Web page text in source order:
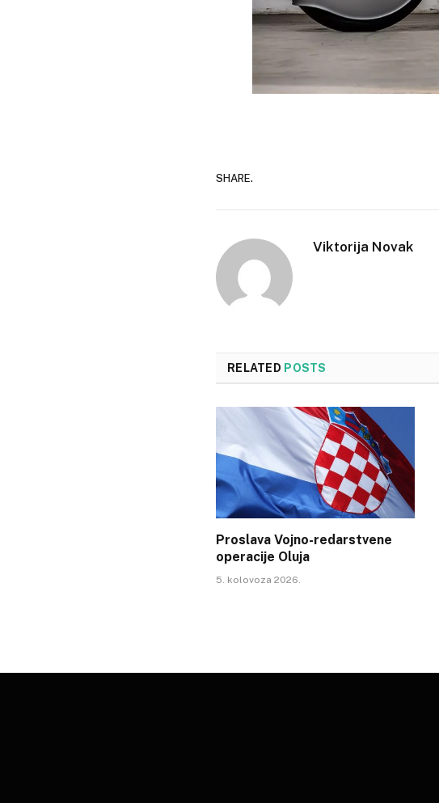
SHARE.
Viktorija Novak
RELATED POSTS
Proslava Vojno-redarstvene
operacije Oluja
5. kolovoza 2026.